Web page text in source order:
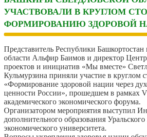
УЧАСТВОВАЛИ В КРУГЛОМ
ФОРМИРОВАНИЮ ЗДОРОВОЙ
Представитель Республики Башкортостан
области Альфир Баимов и директор
проектов и инициатив «Мы вместе»
Кульмурзина приняли участие в круглом
«Формирование здоровой нации через
ценности России», прошедшем в рамках
академического экономического форума.
Организатором мероприятия выступил
дополнительного образования Уральского
экономического университета.